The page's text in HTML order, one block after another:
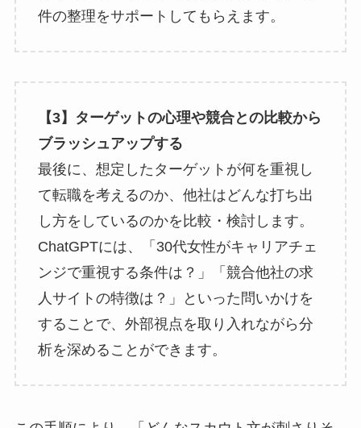
件の整理をサポートしてもらえます。
【3】ターゲットの心理や競合との比較から
ブラッシュアップする
最後に、想定したターゲットが何を重視し
て転職を考えるのか、他社はどんな打ち出
し方をしているのかを比較・検討します。
ChatGPTには、「30代女性がキャリアチェ
ンジで重視する条件は？」「競合他社の求
人サイトの特徴は？」といった問いかけを
することで、外部視点を取り入れながら分
析を深めることができます。